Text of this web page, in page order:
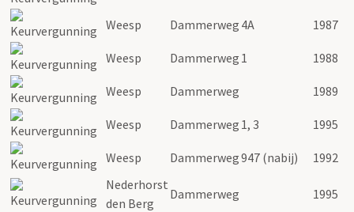
Weesp Dammerweg 4A 1987
Weesp Dammerweg 1 1988
Weesp Dammerweg 1989
Weesp Dammerweg 1, 3 1995
Weesp Dammerweg947 (nabij)
1992
Nederhorst
den Berg
Dammerweg 1995